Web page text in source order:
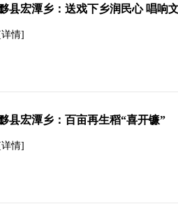
县宏潭乡：送戏下乡润民心 唱响
情]
县宏潭乡：百亩再生稻“喜开镰”
情]